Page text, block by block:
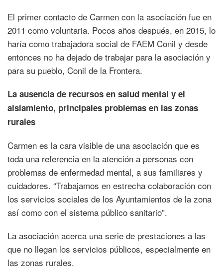
El primer contacto de Carmen con la asociación fue en
2011 como voluntaria. Pocos años después, en 2015, lo
haría como trabajadora social de FAEM Conil y desde
entonces no ha dejado de trabajar para la asociación y
para su pueblo, Conil de la Frontera.
La ausencia de recursos en salud mental y el
aislamiento, principales problemas en las zonas
rurales
Carmen es la cara visible de una asociación que es
toda una referencia en la atención a personas con
problemas de enfermedad mental, a sus familiares y
cuidadores. “Trabajamos en estrecha colaboración con
los servicios sociales de los Ayuntamientos de la zona
así como con el sistema público sanitario”.
La asociación acerca una serie de prestaciones a las
que no llegan los servicios públicos, especialmente en
las zonas rurales.